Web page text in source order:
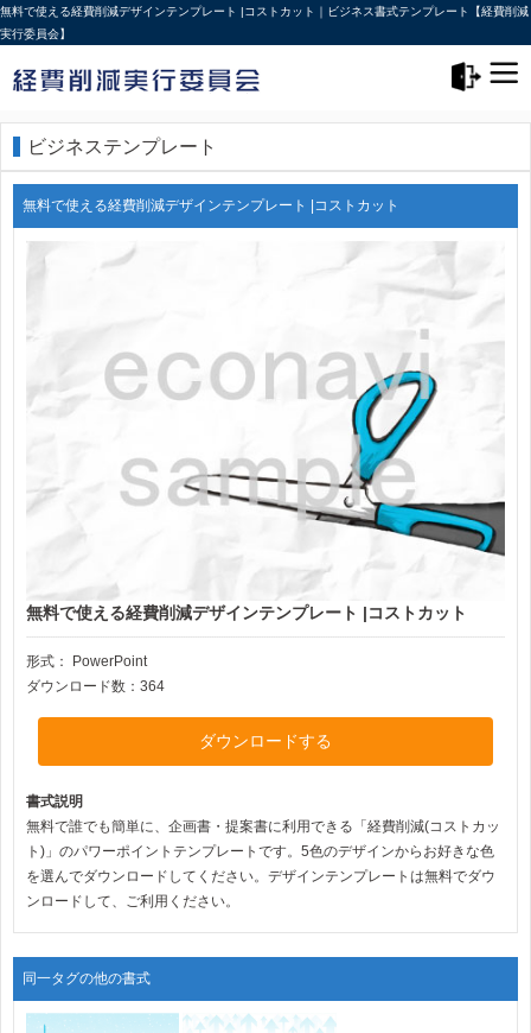
無料で使える経費削減デザインテンプレート |コストカット｜ビジネス書式テンプレート【経費削減
実行委員会】
ビジネステンプレート
無料で使える経費削減デザインテンプレート |コストカット
無料で使える経費削減デザインテンプレート |コストカット
形式： PowerPoint
ダウンロード数：364
ダウンロードする
書式説明
無料で誰でも簡単に、企画書・提案書に利用できる「経費削減(コストカッ
ト)」のパワーポイントテンプレートです。5色のデザインからお好きな色
を選んでダウンロードしてください。デザインテンプレートは無料でダウ
ンロードして、ご利用ください。
同一タグの他の書式